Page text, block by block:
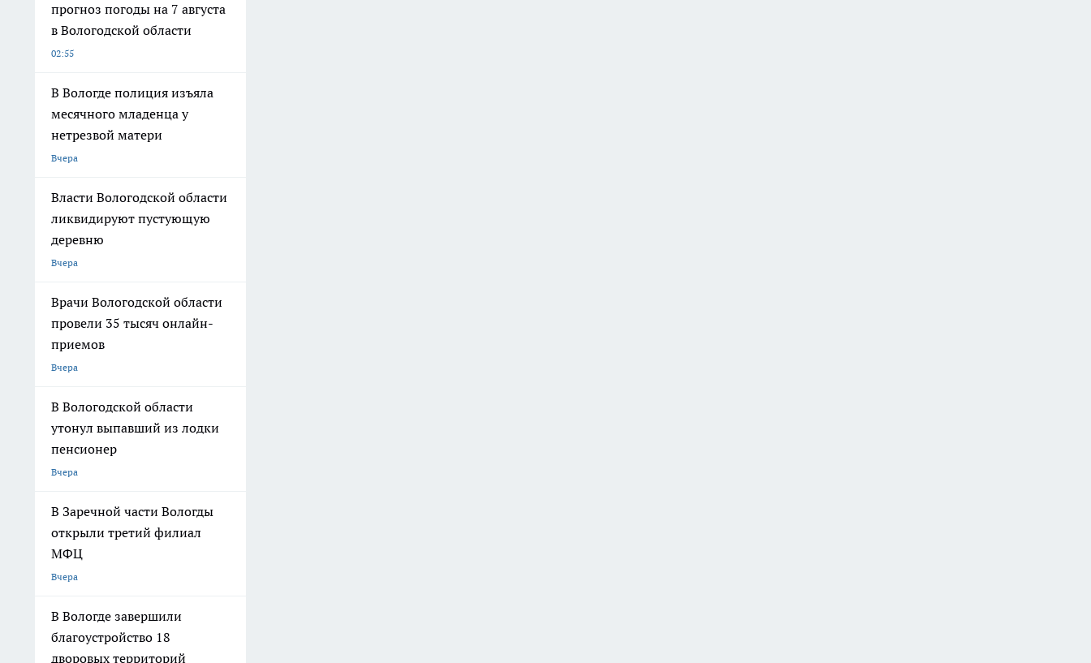
прогноз погоды на 7 августа
в Вологодской области
02:55
В Вологде полиция изъяла
месячного младенца у
нетрезвой матери
Вчера
Власти Вологодской области
ликвидируют пустующую
деревню
Вчера
Врачи Вологодской области
провели 35 тысяч онлайн-
приемов
Вчера
В Вологодской области
утонул выпавший из лодки
пенсионер
Вчера
В Заречной части Вологды
открыли третий филиал
МФЦ
Вчера
В Вологде завершили
благоустройство 18
дворовых территорий